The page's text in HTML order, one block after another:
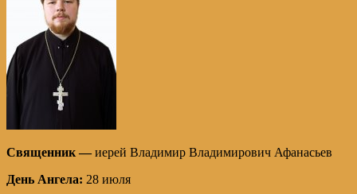
Священник —иерей Владимир Владимирович Афанасьев
День Ангела: 28 июля